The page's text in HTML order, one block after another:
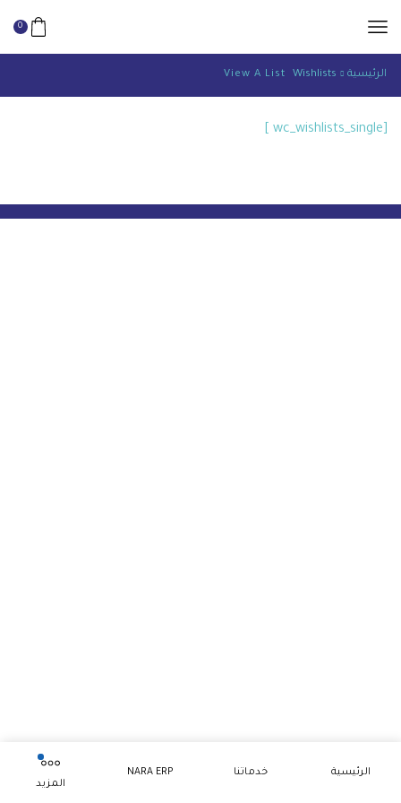
0
الرئيسية Wishlists
View A List
[wc_wishlists_single ]
الرئيسية خدماتنا
NARA ERP
المزيد